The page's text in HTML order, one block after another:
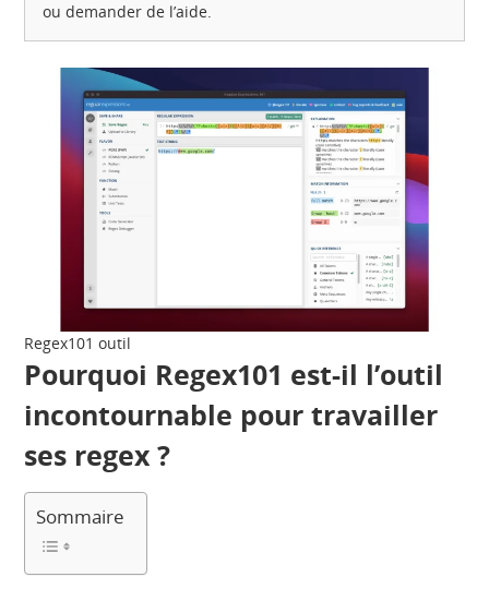
ou demander de l’aide.
Regex101 outil
Pourquoi Regex101 est-il l’outil
incontournable pour travailler
ses regex ?
Sommaire